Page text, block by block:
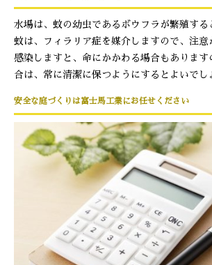
水場は、蚊の幼虫であるボウフラが繁殖する
蚊は、フィラリア症を媒介しますので、注意
感染しますと、命にかかわる場合もあります
合は、常に清潔に保つようにするとよいでし
安全な庭づくりは富士馬工業にお任せください